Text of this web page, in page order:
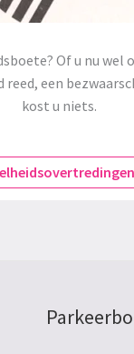
Of u nu wel
reed, een
kost u niets.